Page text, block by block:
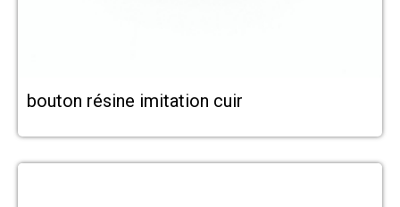
bouton résine imitation cuir